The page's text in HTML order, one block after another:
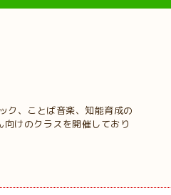
ク、ことば音楽、知能育成の
けのクラスを開催しており